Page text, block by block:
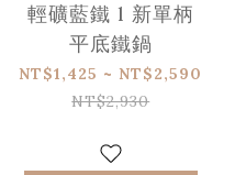
輕礦藍鐵 l 新單柄
平底鐵鍋
NT$1,425 ~ NT$2,590
NT$2,930